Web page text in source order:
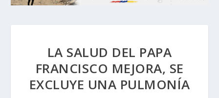
LA SALUD DEL PAPA
FRANCISCO MEJORA, SE
EXCLUYE UNA PULMONÍA